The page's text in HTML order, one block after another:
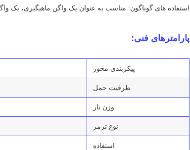
استفاده های گوناگون: مناسب به عنوان یک واگن ماهیگیری، یک
پارامترهای فنی:
پیکربندی محور
ظرفیت حمل
وزن تار
نوع ترمز
استفاده